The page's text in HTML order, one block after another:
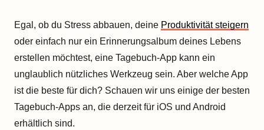
Egal, ob du Stress abbauen, deine Produktivität steigern
oder einfach nur ein Erinnerungsalbum deines Lebens
erstellen möchtest, eine Tagebuch-App kann ein
unglaublich nützliches Werkzeug sein. Aber welche App
ist die beste für dich? Schauen wir uns einige der besten
Tagebuch-Apps an, die derzeit für iOS und Android
erhältlich sind.